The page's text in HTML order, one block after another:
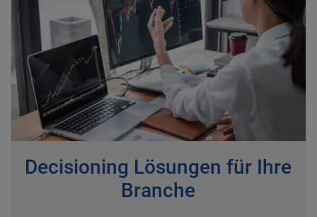
Decisioning Lösungen für Ihre
Branche